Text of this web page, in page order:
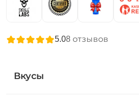
5.08отзывов
Вкусы